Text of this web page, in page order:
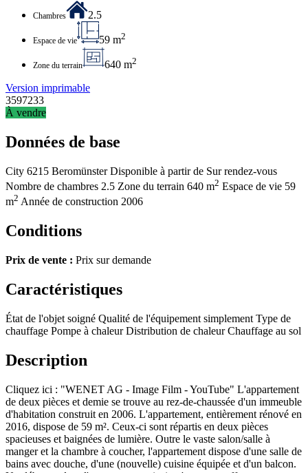
Chambres 2.5
Espace de vie 59 m2
Zone du terrain 640 m2
Version imprimable
3597233
À vendre
Données de base
City 6215 Beromünster Disponible à partir de Sur rendez-vous
Nombre de chambres 2.5 Zone du terrain 640 m2 Espace de vie 59
m2 Année de construction 2006
Conditions
Prix de vente : Prix sur demande
Caractéristiques
État de l'objet soigné Qualité de l'équipement simplement Type de
chauffage Pompe à chaleur Distribution de chaleur Chauffage au sol
Description
Cliquez ici : "WENET AG - Image Film - YouTube" L'appartement
de deux pièces et demie se trouve au rez-de-chaussée d'un immeuble
d'habitation construit en 2006. L'appartement, entièrement rénové en
2016, dispose de 59 m². Ceux-ci sont répartis en deux pièces
spacieuses et baignées de lumière. Outre le vaste salon/salle à
manger et la chambre à coucher, l'appartement dispose d'une salle de
bains avec douche, d'une (nouvelle) cuisine équipée et d'un balcon.